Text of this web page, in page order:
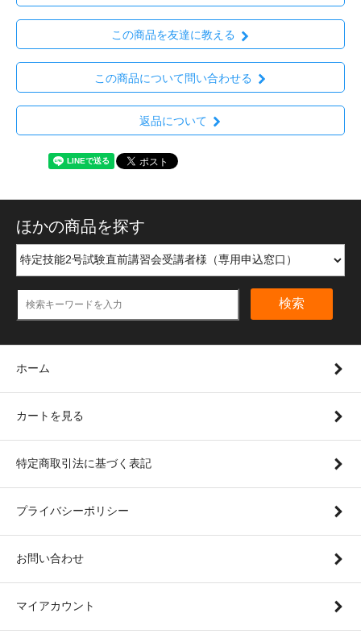
この商品を友達に教える
この商品について問い合わせる
返品について
ほかの商品を探す
検索
ホーム
カートを見る
特定商取引法に基づく表記
プライバシーポリシー
お問い合わせ
マイアカウント